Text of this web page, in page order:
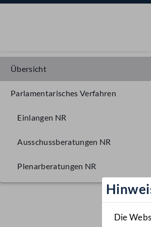
Die
Übersicht
Parlamentarisches Verfahren
Einlangen NR
Ausschussberatungen NR
Plenarberatungen NR